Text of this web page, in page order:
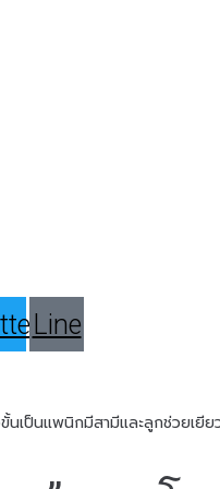
Line
นเป็นแพนิกมีสามีและลูกช่วยเยีย